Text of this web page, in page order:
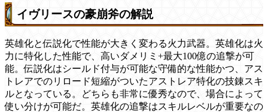
イヴリースの豪崩斧の解説
英雄化と伝説化で性能が大きく変わる火力武器。英雄化は火
力に特化した性能で、高いダメリミ+最大100億の追撃が可
能。伝説化はシールド付与が可能な守備的な性能かつ、アス
トレアでのリロード短縮がついたアストレア特化の技錬スキ
ルとなっている。どちらも非常に優秀なので、場合によって
使い分けが可能だ。英雄化の追撃はスキルレベルが重要なの